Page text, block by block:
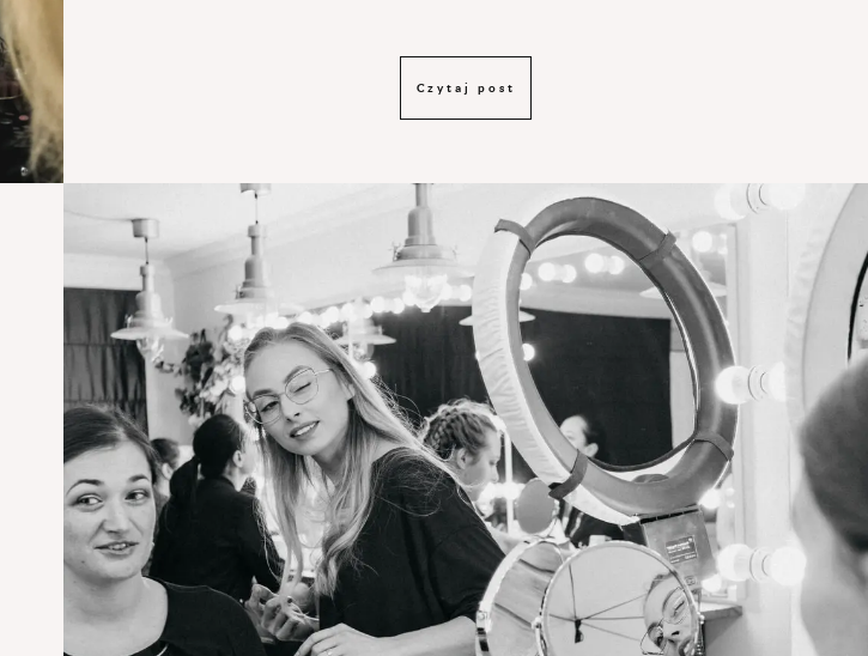
SZKOLENIA
UMÓW SIĘ
Czytaj post